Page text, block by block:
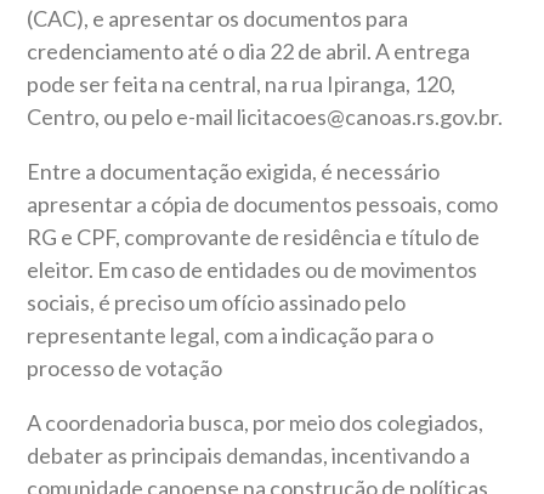
(CAC), e apresentar os documentos para
credenciamento até o dia 22 de abril. A entrega
pode ser feita na central, na rua Ipiranga, 120,
Centro, ou pelo e-mail licitacoes@canoas.rs.gov.br.
Entre a documentação exigida, é necessário
apresentar a cópia de documentos pessoais, como
RG e CPF, comprovante de residência e título de
eleitor. Em caso de entidades ou de movimentos
sociais, é preciso um ofício assinado pelo
representante legal, com a indicação para o
processo de votação
A coordenadoria busca, por meio dos colegiados,
debater as principais demandas, incentivando a
comunidade canoense na construção de políticas